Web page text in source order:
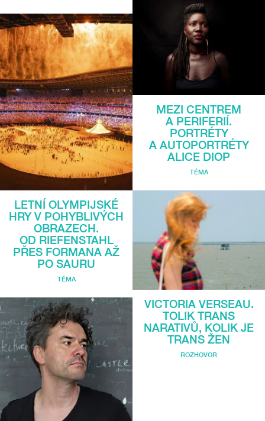
LETNÍ OLYMPIJSKÉ
HRY V POHYBLIVÝCH
OBRAZECH.
OD RIEFENSTAHL
PŘES FORMANA AŽ
PO SAURU
TÉMA
MEZI CENTREM
A PERIFERIÍ.
PORTRÉTY
A AUTOPORTRÉTY
ALICE DIOP
TÉMA
VICTORIA VERSEAU.
TOLIK TRANS
NARATIVŮ, KOLIK JE
TRANS ŽEN
ROZHOVOR